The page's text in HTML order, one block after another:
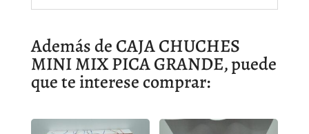
Además de CAJA CHUCHES
MINI MIX PICA GRANDE, puede
que te interese comprar: